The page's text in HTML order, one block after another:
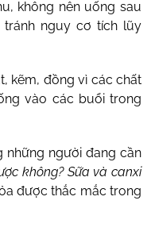
không nên uống sau
nguy cơ tích lũy
kẽm, đồng vì các chất
vào các buổi trong
những người đang cần
không? Sữa và canxi
được thắc mắc trong